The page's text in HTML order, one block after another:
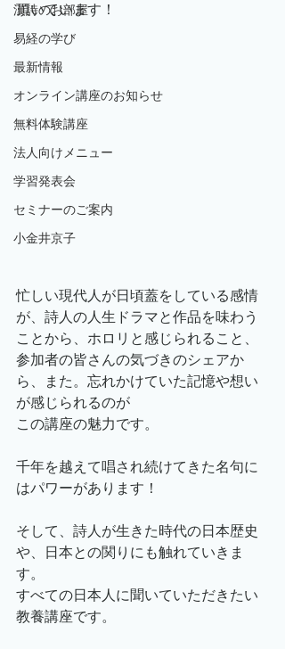
漢詩のお部屋
易経の学び
最新情報
オンライン講座のお知らせ
無料体験講座
法人向けメニュー
学習発表会
セミナーのご案内
小金井京子
頂いています！
忙しい現代人が日頃蓋をしている感情
が、詩人の人生ドラマと作品を味わう
ことから、ホロリと感じられること、
参加者の皆さんの気づきのシェアか
ら、また。忘れかけていた記憶や想い
が感じられるのが
この講座の魅力です。
千年を越えて唱され続けてきた名句に
はパワーがあります！
そして、詩人が生きた時代の日本歴史
や、日本との関りにも触れていきま
す。
すべての日本人に聞いていただきたい
教養講座です。